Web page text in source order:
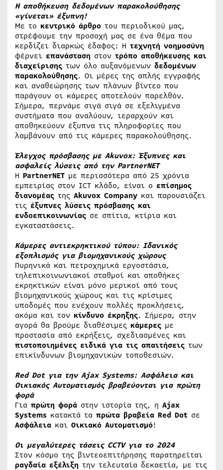
Η αποθήκευση δεδομένων παρακολούθησης
«γίνεται» έξυπνη!
Με το κεντρικό άρθρο του περιοδικού μας,
στρέφουμε την προσοχή μας σε ένα θέμα που
κερδίζει διαρκώς έδαφος: Η τεχνητή νοημοσύνη
φέρνει επανάσταση στον τρόπο αποθήκευσης και
διαχείρισης των όλο αυξανόμενων δεδομένων
παρακολούθησης. Οι μέρες της απλής εγγραφής
και αναθεώρησης των πλάνων βίντεο που
παράγουν οι κάμερες αποτελούν παρελθόν.
Σήμερα, περνάμε σιγά σιγά σε εξελιγμένα
συστήματα που αναλύουν, ιεραρχούν και
αποθηκεύουν έξυπνα τις πληροφορίες που
λαμβάνουν από τις κάμερες παρακολούθησης.
Έλεγχος πρόσβασης με Akuvox: Έξυπνες και
ασφαλείς λύσεις από την PartnerNET
Η PartnerNET με περισσότερα από 25 χρόνια
εμπειρίας στον ICT κλάδο, είναι ο επίσημος
διανομέας της Akuvox Company και παρουσιάζει
τις έξυπνες λύσεις πρόσβασης και
ενδοεπικοινωνίας σε σπίτια, κτίρια και
εγκαταστάσεις.
Κάμερες αντιεκρηκτικού τύπου: Ιδανικός
εξοπλισμός για βιομηχανικούς χώρους
Πυρηνικά και πετροχημικά εργοστάσια,
τηλεπικοινωνιακοί σταθμοί και αποθήκες
εκρηκτικών είναι μόνο μερικοί από τους
βιομηχανικούς χώρους και τις κρίσιμες
υποδομές που ενέχουν πολλές προκλήσεις,
ακόμα και τον κίνδυνο έκρηξης. Σήμερα, στην
αγορά θα βρούμε διαθέσιμες κάμερες με
προστασία από εκρήξεις, σχεδιασμένες και
πιστοποιημένες ειδικά για τις απαιτήσεις των
επικίνδυνων βιομηχανικών τοποθεσιών.
Red Dot για την Ajax Systems: Ασφάλεια και
Οικιακός Αυτοματισμός βραβεύονται για πρώτη
φορά
Για πρώτη φορά στην ιστορία της, η Ajax
Systems κατακτά τα πρώτα βραβεία Red Dot σε
Ασφάλεια και Οικιακό Αυτοματισμό!
Οι μεγαλύτερες τάσεις CCTV για το 2024
Στον κόσμο της βιντεοεπιτήρησης παρατηρείται
ραγδαία εξέλιξη την τελευταία δεκαετία, με τις